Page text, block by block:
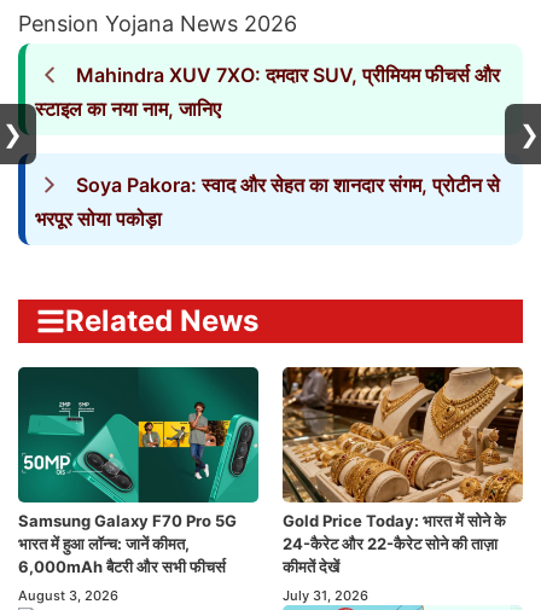
Pension Yojana News 2026
Mahindra XUV 7XO: दमदार SUV, प्रीमियम फीचर्स और
स्टाइल का नया नाम, जानिए
Soya Pakora: स्वाद और सेहत का शानदार संगम, प्रोटीन से
भरपूर सोया पकोड़ा
Related News
Samsung Galaxy F70 Pro 5G
भारत में हुआ लॉन्च: जानें कीमत,
6,000mAh बैटरी और सभी फीचर्स
August 3, 2026
Gold Price Today: भारत में सोने के
24-कैरेट और 22-कैरेट सोने की ताज़ा
कीमतें देखें
July 31, 2026
❯ ❯